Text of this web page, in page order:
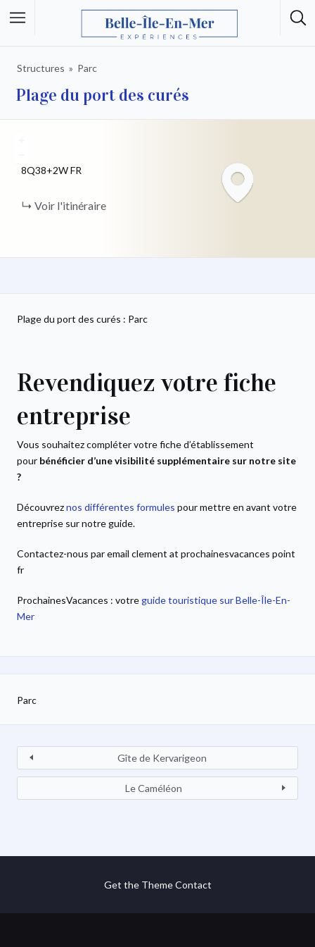
Structures Parc
Plage du port des curés
8Q38+2WFR
Voir l'itinéraire
Plage du port des curés : Parc
Revendiquez votre fiche
entreprise
Vous souhaitez compléter votre fiche d’établissement
pour bénéficier d’une visibilité supplémentaire sur notre site
?
Découvreznos différentes formules pour mettre en avant votre
entreprise sur notre guide.
Contactez-nous par email clement at prochainesvacances point
fr
ProchainesVacances : votreguide touristique sur Belle-Île-En-
Mer
Parc
Gîte de Kervarigeon
Le Caméléon
Get the Theme Contact